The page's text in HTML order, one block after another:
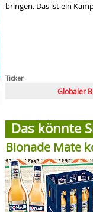
bringen. Das ist ein
Ticker
Globaler Bio-Markt
Das könnte
Bionade Mate